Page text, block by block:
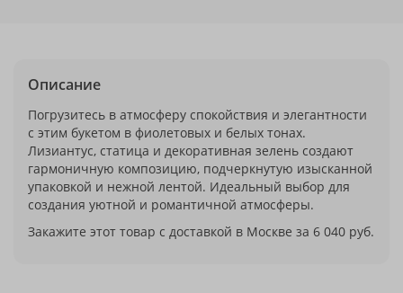
Описание
Погрузитесь в атмосферу спокойствия и элегантности
с этим букетом в фиолетовых и белых тонах.
Лизиантус, статица и декоративная зелень создают
гармоничную композицию, подчеркнутую изысканной
упаковкой и нежной лентой. Идеальный выбор для
создания уютной и романтичной атмосферы.
Закажите этот товар с доставкой в Москве за 6 040 руб.